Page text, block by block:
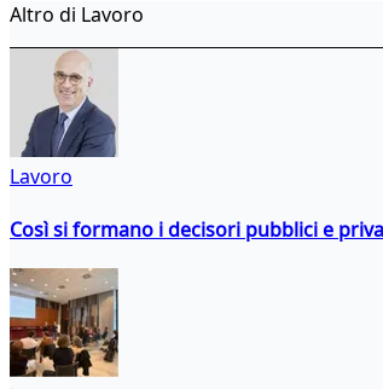
Altro di Lavoro
Lavoro
Così si formano i decisori pubblici e